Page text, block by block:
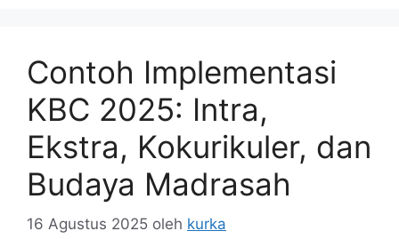
Contoh Implementasi
KBC 2025: Intra,
Ekstra, Kokurikuler, dan
Budaya Madrasah
16 Agustus 2025 oleh kurka